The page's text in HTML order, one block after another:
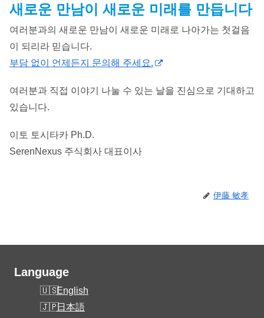
새로운 만남이 새로운 미래를 만듭니다
여러분과의 새로운 만남이 새로운 미래로 나아가는 첫걸음
이 되리라 믿습니다.
부담 없이 언제든지 문의해 주세요.
여러분과 직접 이야기 나눌 수 있는 날을 진심으로 기대하고
있습니다.
이토 토시타카 Ph.D.
SerenNexus 주식회사 대표이사
伊藤 敏孝
Language
English
日本語